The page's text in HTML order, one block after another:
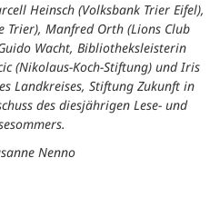
Heinsch (Volksbank Trier Eifel),
Trier), Manfred Orth (Lions Club
Wacht, Bibliotheksleisterin
(Nikolaus-Koch-Stiftung) und Iris
Landkreises, Stiftung Zukunft in
des diesjährigen Lese- und
Nenno